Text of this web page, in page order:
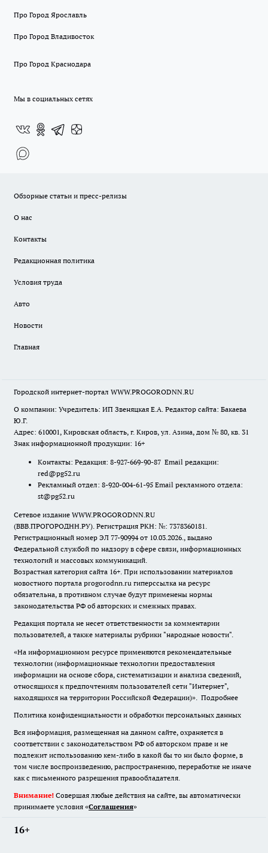
Про Город Ярославль
Про Город Владивосток
Про Город Краснодара
Мы в социальных сетях
Обзорные статьи и пресс-релизы
О нас
Контакты
Редакционная политика
Условия труда
Авто
Новости
Главная
Городской интернет-портал WWW.PROGORODNN.RU
О компании: Учредитель: ИП Звеняцкая Е.А. Редактор сайта: Бакаева
Ю.Г.
Адрес: 610001, Кировская область, г. Киров, ул. Азина, дом № 80, кв. 31
Знак информационной продукции: 16+
Контакты: Редакция: 8-927-669-90-87 Email редакции:
red@pg52.ru
Рекламный отдел: 8-920-004-61-95 Email рекламного отдела:
st@pg52.ru
Сетевое издание WWW.PROGORODNN.RU
(ВВВ.ПРОГОРОДНН.РУ). Регистрация РКН: №: 7378360181.
Регистрационный номер ЭЛ 77-90994 от 10.03.2026., выдано
Федеральной службой по надзору в сфере связи, информационных
технологий и массовых коммуникаций.
Возрастная категория сайта 16+. При использовании материалов
новостного портала progorodnn.ru гиперссылка на ресурс
обязательна, в противном случае будут применены нормы
законодательства РФ об авторских и смежных правах.
Редакция портала не несет ответственности за комментарии
пользователей, а также материалы рубрики "народные новости".
«На информационном ресурсе применяются рекомендательные
технологии (информационные технологии предоставления
информации на основе сбора, систематизации и анализа сведений,
относящихся к предпочтениям пользователей сети "Интернет",
находящихся на территории Российской Федерации)». Подробнее
Политика конфиденциальности и обработки персональных данных
Вся информация, размещенная на данном сайте, охраняется в
соответствии с законодательством РФ об авторском праве и не
подлежит использованию кем-либо в какой бы то ни было форме, в
том числе воспроизведению, распространению, переработке не иначе
как с письменного разрешения правообладателя.
Внимание! Совершая любые действия на сайте, вы автоматически
принимаете условия «Cоглашения»
16+